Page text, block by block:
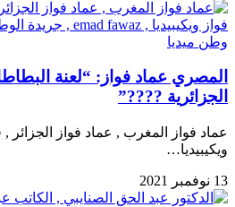
وطن ميديا
المصري عماد فواز: “لعنة
الجزائرية ????”
عماد فواز المغرب , عماد فواز الجزائر ,
ويكيبيديا…
13 نوفمبر 2021